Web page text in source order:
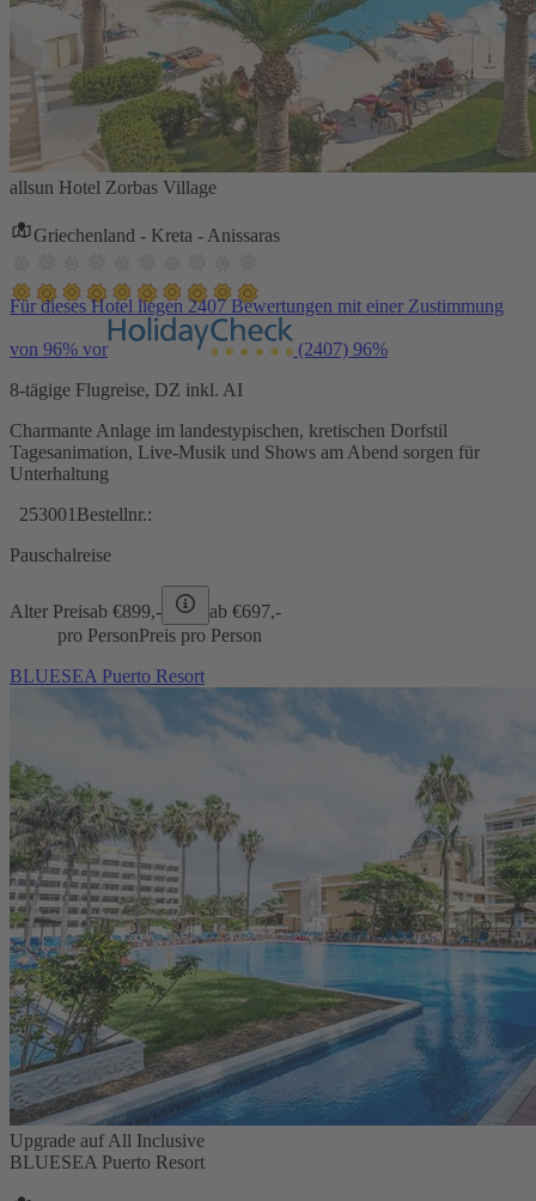
allsun Hotel Zorbas Village
Griechenland - Kreta - Anissaras
Für dieses Hotel liegen 2407 Bewertungen mit einer Zustimmung
von 96% vor (2407) 96%
8-tägige Flugreise, DZ inkl. AI
Charmante Anlage im landestypischen, kretischen Dorfstil
Tagesanimation, Live-Musik und Shows am Abend sorgen für
Unterhaltung
253001 Bestellnr.:
Pauschalreise
Alter Preisab €899,- ab €697,-
pro PersonPreis pro Person
BLUESEA Puerto Resort
Upgrade auf All Inclusive
BLUESEA Puerto Resort